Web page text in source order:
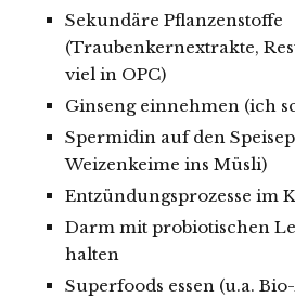
Sekundäre Pflanzenstoffe
(Traubenkernextrakte,
viel in OPC)
Ginseng einnehmen (ich
Spermidin auf den
Weizenkeime ins Müsli)
Entzündungsprozesse im
Darm mit probiotischen
halten
Superfoods essen (u.a.